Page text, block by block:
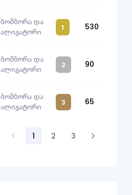
ბომბორა და
ალიგატორი
1 530
ბომბორა და
ალიგატორი
2 90
ბომბორა და
ალიგატორი
3 65
1 2 3